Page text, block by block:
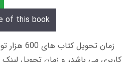
of this book
زمان